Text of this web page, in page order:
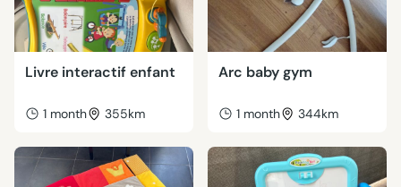
Livre interactif enfant
1 month 355km
Arc baby gym
1 month 344km